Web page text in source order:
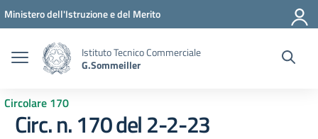
Vai ai contenuti
Vai al menu di navigazione
Vai al footer
Ministero dell'Istruzione e del Merito
Istituto Tecnico Commerciale
G.Sommeiller
Circolare 170
Circ. n. 170 del 2-2-23